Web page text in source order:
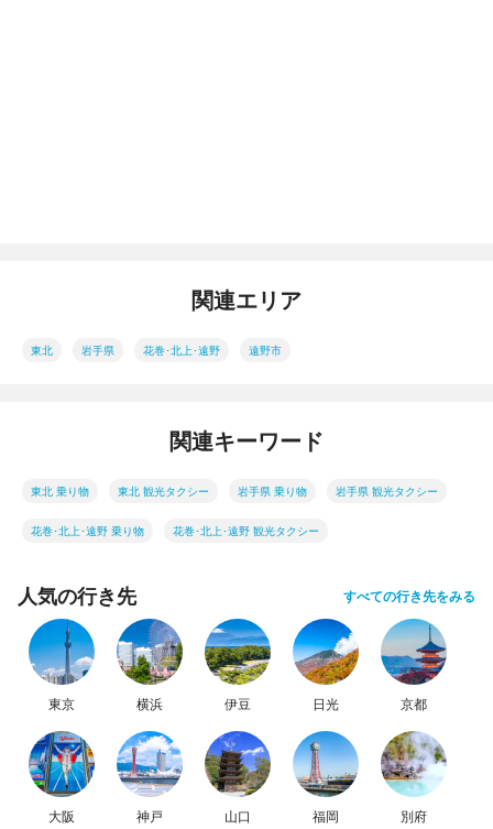
関連エリア
東北 岩手県 花巻･北上･遠野 遠野市
関連キーワード
東北 乗り物 東北 観光タクシー 岩手県 乗り物 岩手県 観光タクシー
花巻･北上･遠野 乗り物 花巻･北上･遠野 観光タクシー
人気の行き先 すべての行き先をみる
東京 横浜 伊豆 日光 京都
大阪 神戸 山口 福岡 別府